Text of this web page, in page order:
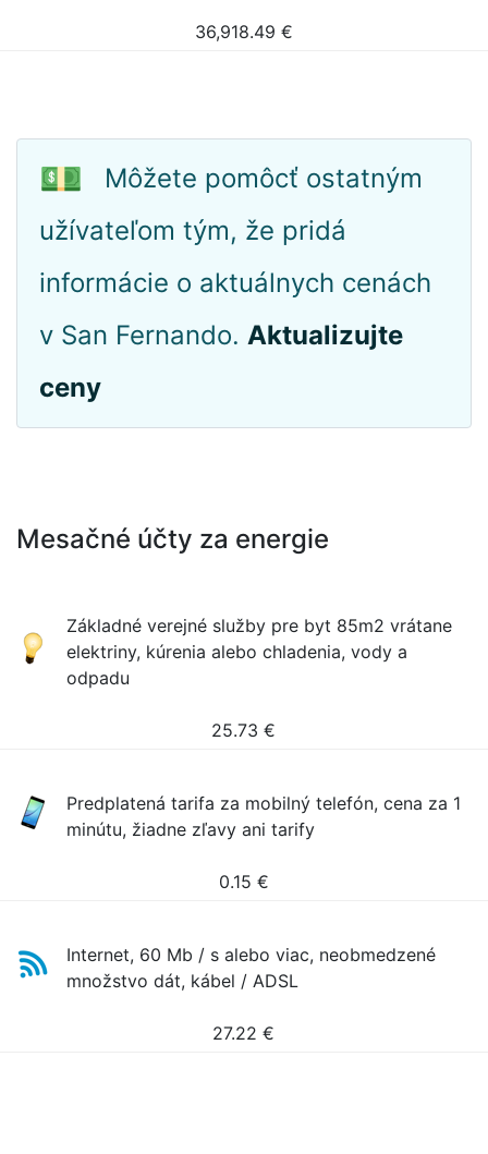
36,918.49 €
💵
Môžete pomôcť ostatným
užívateľom tým, že pridá
informácie o aktuálnych cenách
v San Fernando. Aktualizujte
ceny
Mesačné účty za energie
Základné verejné služby pre byt 85m2 vrátane
elektriny, kúrenia alebo chladenia, vody a
odpadu
25.73 €
Predplatená tarifa za mobilný telefón, cena za 1
minútu, žiadne zľavy ani tarify
0.15 €
Internet, 60 Mb / s alebo viac, neobmedzené
množstvo dát, kábel / ADSL
27.22 €